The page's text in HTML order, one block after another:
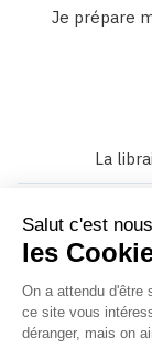
Je prépare
La
6